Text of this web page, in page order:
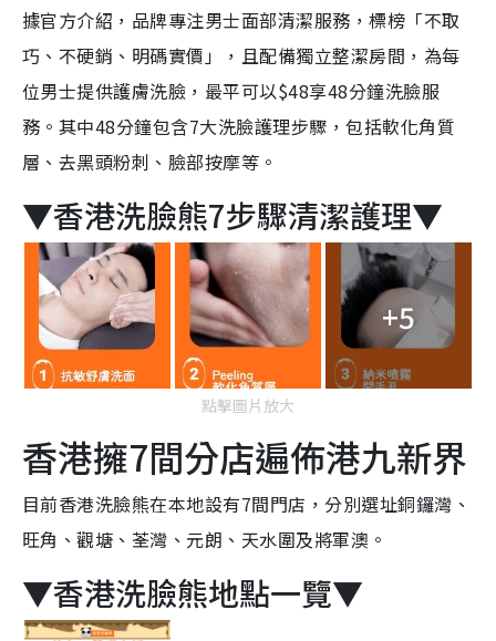
據官方介紹，品牌專注男士面部清潔服務，標榜「不取
巧、不硬銷、明碼實價」，且配備獨立整潔房間，為每
位男士提供護膚洗臉，最平可以$48享48分鐘洗臉服
務。其中48分鐘包含7大洗臉護理步驟，包括軟化角質
層、去黑頭粉刺、臉部按摩等。
▼香港洗臉熊7步驟清潔護理▼
+5
點擊圖片放大
香港擁7間分店遍佈港九新界
目前香港洗臉熊在本地設有7間門店，分別選址銅鑼灣、
旺角、觀塘、荃灣、元朗、天水圍及將軍澳。
▼香港洗臉熊地點一覽▼